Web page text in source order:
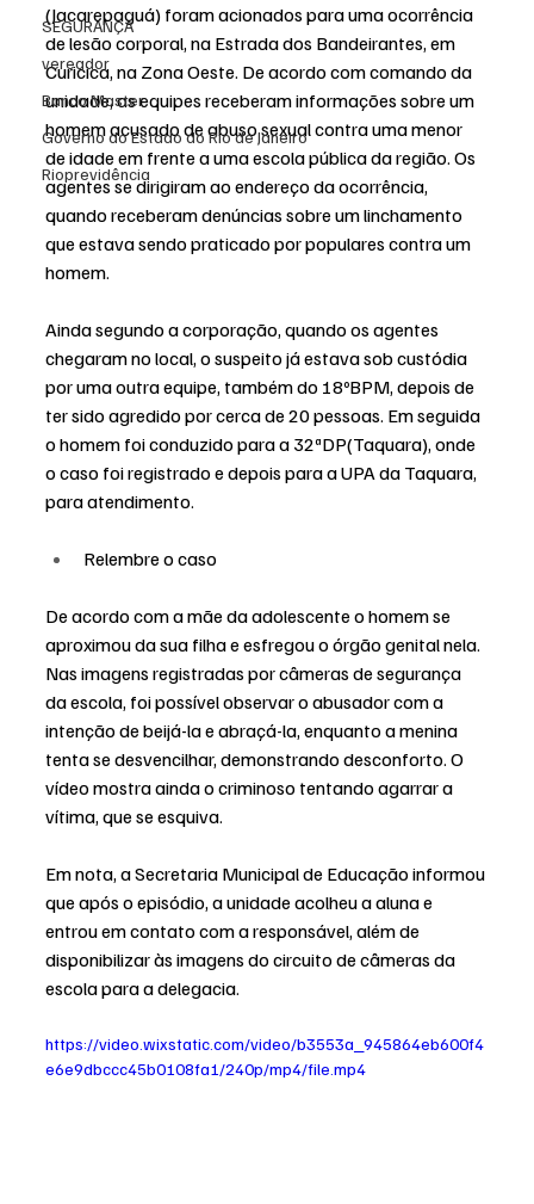
SEGURANÇA
vereador
Banco Master
Governo do Estado do Rio de Janeiro
Rioprevidência
(Jacarepaguá) foram acionados para uma ocorrência
de lesão corporal, na Estrada dos Bandeirantes, em
Curicica, na Zona Oeste. De acordo com comando da
unidade, as equipes receberam informações sobre um
homem acusado de abuso sexual contra uma menor
de idade em frente a uma escola pública da região. Os
agentes se dirigiram ao endereço da ocorrência,
quando receberam denúncias sobre um linchamento
que estava sendo praticado por populares contra um
homem.
Ainda segundo a corporação, quando os agentes
chegaram no local, o suspeito já estava sob custódia
por uma outra equipe, também do 18ºBPM, depois de
ter sido agredido por cerca de 20 pessoas. Em seguida
o homem foi conduzido para a 32ªDP(Taquara), onde
o caso foi registrado e depois para a UPA da Taquara,
para atendimento.
Relembre o caso
De acordo com a mãe da adolescente o homem se
aproximou da sua filha e esfregou o órgão genital nela.
Nas imagens registradas por câmeras de segurança
da escola, foi possível observar o abusador com a
intenção de beijá-la e abraçá-la, enquanto a menina
tenta se desvencilhar, demonstrando desconforto. O
vídeo mostra ainda o criminoso tentando agarrar a
vítima, que se esquiva.
Em nota, a Secretaria Municipal de Educação informou
que após o episódio, a unidade acolheu a aluna e
entrou em contato com a responsável, além de
disponibilizar às imagens do circuito de câmeras da
escola para a delegacia.
https://video.wixstatic.com/video/b3553a_945864eb600f4
e6e9dbccc45b0108fa1/240p/mp4/file.mp4